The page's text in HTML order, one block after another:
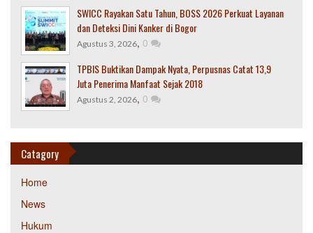
SWICC Rayakan Satu Tahun, BOSS 2026 Perkuat Layanan
dan Deteksi Dini Kanker di Bogor
Agustus 3, 2026, 0
TPBIS Buktikan Dampak Nyata, Perpusnas Catat 13,9
Juta Penerima Manfaat Sejak 2018
Agustus 2, 2026, 0
Catagory
Home
News
Hukum